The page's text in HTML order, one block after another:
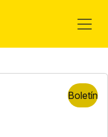
Boletín